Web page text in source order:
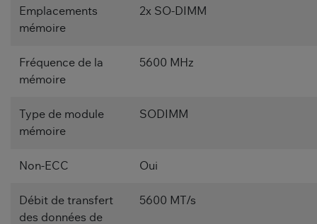
Emplacements
mémoire
2x SO-DIMM
Fréquence de la
mémoire
5600 MHz
Type de module
mémoire
SODIMM
Non-ECC Oui
Débit de transfert
des données de
5600 MT/s